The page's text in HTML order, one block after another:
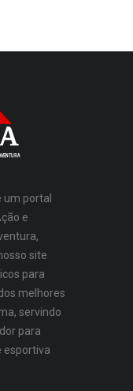
um portal
e
site
para
melhores
servindo
para
esportiva